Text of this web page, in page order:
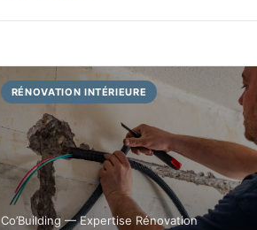
RÉNOVATION INTÉRIEURE
Co’Building — Expertise Rénovation